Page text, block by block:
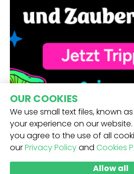
ERHALTE UNSEREN
OUR COOKIES
We use small text files, known
your experience on our website.
you agree to the use of all
ourPrivacy Policyand Cookies
Allow all